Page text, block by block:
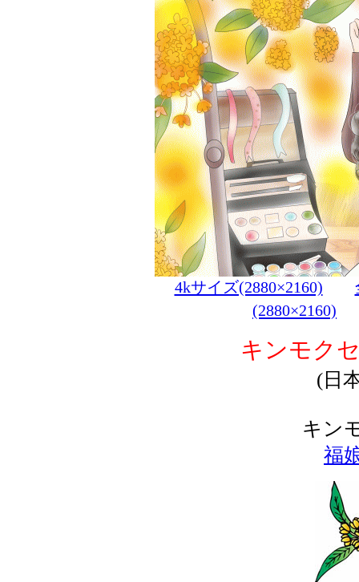
4kサイズ(2880×2160)
(2880×2160)
キンモク
(日
キン
福